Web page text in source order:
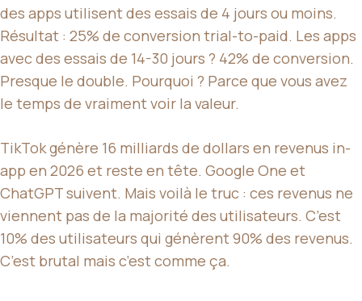
des apps utilisent des essais de 4 jours ou moins.
Résultat : 25% de conversion trial-to-paid. Les apps
avec des essais de 14-30 jours ? 42% de conversion.
Presque le double. Pourquoi ? Parce que vous avez
le temps de vraiment voir la valeur.
TikTok génère 16 milliards de dollars en revenus in-
app en 2026 et reste en tête. Google One et
ChatGPT suivent. Mais voilà le truc : ces revenus ne
viennent pas de la majorité des utilisateurs. C’est
10% des utilisateurs qui génèrent 90% des revenus.
C’est brutal mais c’est comme ça.